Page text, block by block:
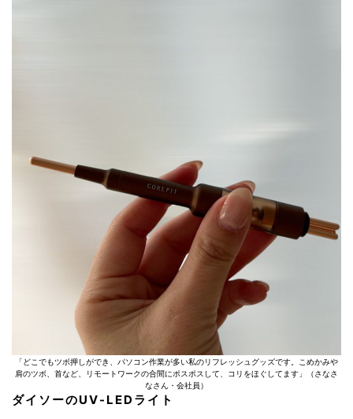
「どこでもツボ押しができ、パソコン作業が多い私のリフレッシュグッズです。こめかみや
肩のツボ、首など、リモートワークの合間にポスポスして、コリをほぐしてます」（さなさ
なさん・会社員）
ダイソーのUV-LEDライト